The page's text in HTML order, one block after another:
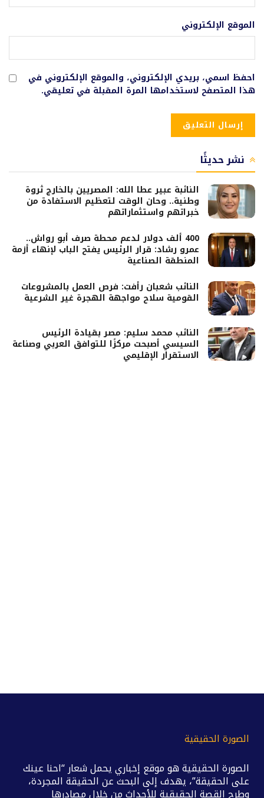
الموقع الإلكتروني
احفظ اسمي، بريدي الإلكتروني، والموقع الإلكتروني في
هذا المتصفح لاستخدامها المرة المقبلة في تعليقي.
نشر حديثًا
النائبة عبير عطا الله: المصريين بالخارج ثروة
وطنية.. وحان الوقت لتعظيم الاستفادة من
خبراتهم واستثماراتهم
400 ألف دولار لدعم محطة صرف أبو رواش..
عمرو رشاد: قرار الرئيس يفتح الباب لإنهاء أزمة
المنطقة الصناعية
النائب شعبان رأفت: فرص العمل بالمشروعات
القومية سلاح مواجهة الهجرة غير الشرعية
النائب محمد سليم: مصر بقيادة الرئيس
السيسي أصبحت مركزًا للتوافق العربي وصناعة
الاستقرار الإقليمي
الصورة الحقيقية
الصورة الحقيقية هو موقع إخباري يحمل شعار “احنا عينك
على الحقيقة”، يهدف إلى البحث عن الحقيقة المجردة،